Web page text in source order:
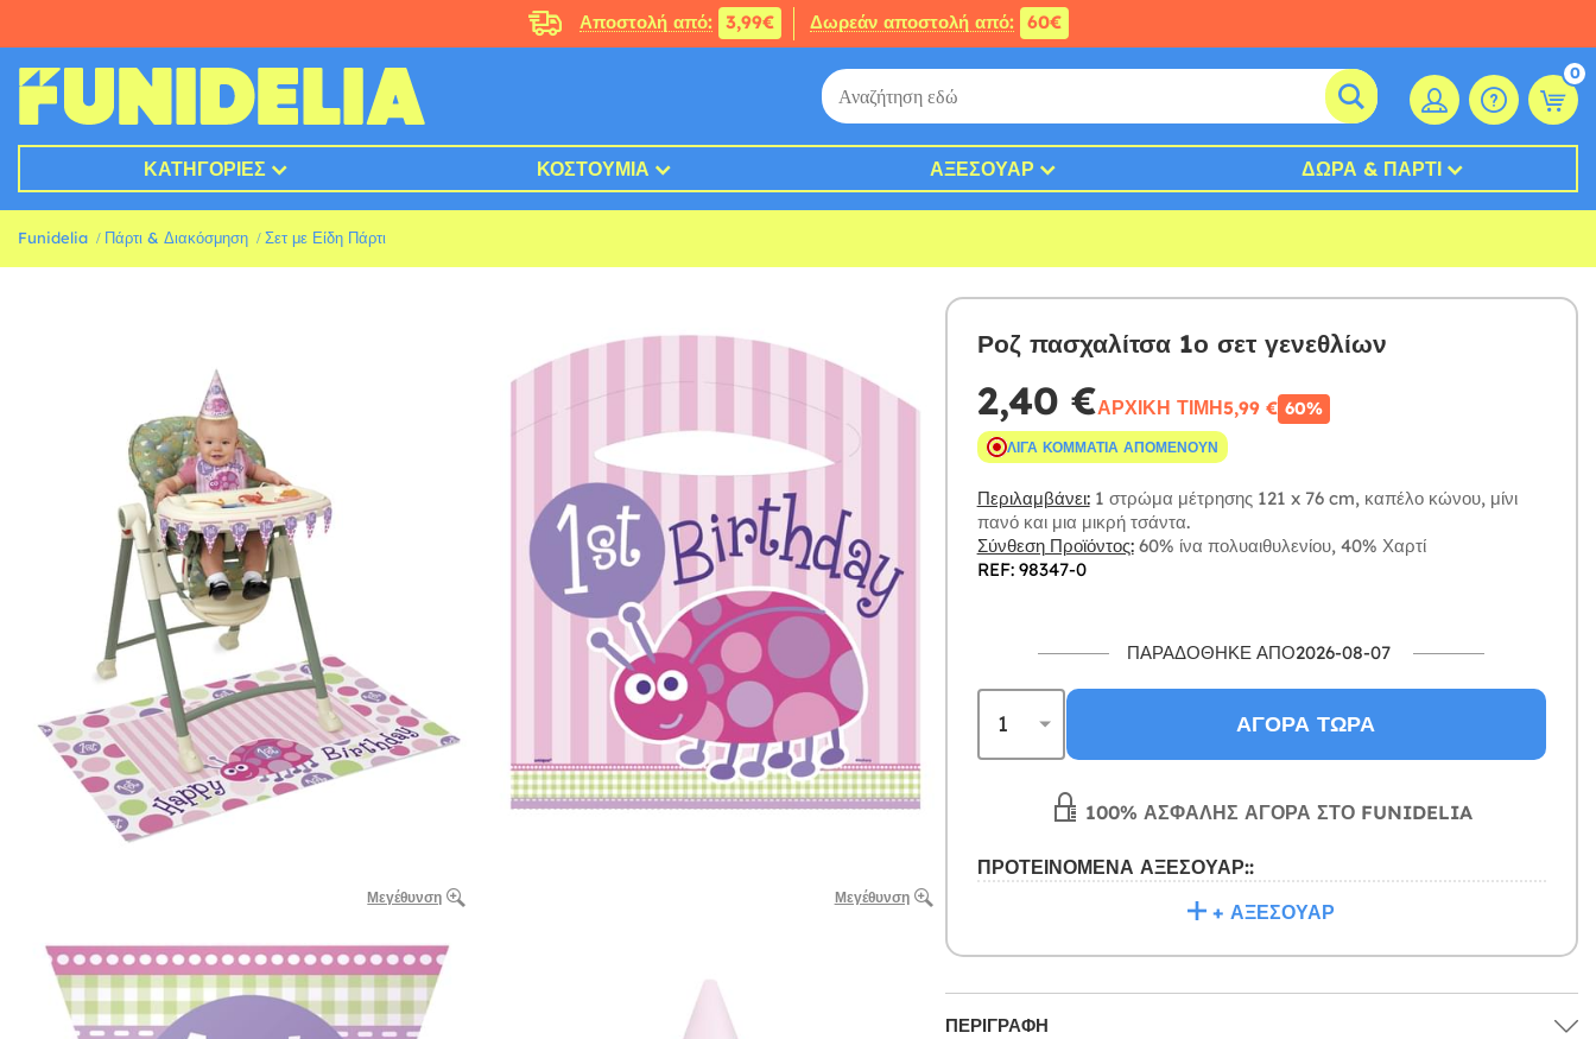
Αποστολή από: 3,99€ Δωρεάν αποστολή από: 60€
0
ΚΑΤΗΓΟΡΊΕΣ ΚΟΣΤΟΎΜΙΑ ΑΞΕΣΟΥΆΡ ΔΏΡΑ & ΠΆΡΤΙ
Funidelia Πάρτι & Διακόσμηση Σετ με Είδη Πάρτι
Μεγέθυνση Μεγέθυνση
Ροζ πασχαλίτσα 1ο σετ γενεθλίων
2,40 €ΑΡΧΙΚΉ ΤΙΜΉ5,99 € 60%
ΛΊΓΑ ΚΟΜΜΆΤΙΑ ΑΠΟΜΈΝΟΥΝ
Περιλαμβάνει:1 στρώμα μέτρησης 121 x 76 cm, καπέλο κώνου, μίνι
πανό και μια μικρή τσάντα.
Σύνθεση Προϊόντος:60% ίνα πολυαιθυλενίου, 40% Χαρτί
REF: 98347-0
ΠΑΡΑΔΌΘΗΚΕ ΑΠΌ2026-08-07
ΑΓΟΡΆ ΤΏΡΑ
100% ΑΣΦΑΛΉΣ ΑΓΟΡΆ ΣΤΟ FUNIDELIA
ΠΡΟΤΕΙΝΌΜΕΝΑ ΑΞΕΣΟΥΆΡ::
+ ΑΞΕΣΟΥΆΡ
ΠΕΡΙΓΡΑΦΉ